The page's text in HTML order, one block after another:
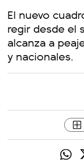
El nuevo
regir desde el
alcanza a
y nacionales.